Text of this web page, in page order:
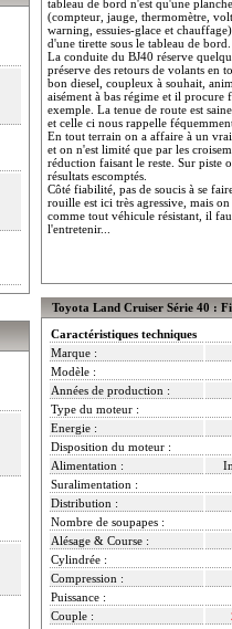
tableau de bord n'est qu'une
(compteur, jauge, thermomètre,
warning, essuies-glace et
d'une tirette sous le tableau de bord.
La conduite du BJ40 réserve
préserve des retours de volants en
bon diesel, coupleux à souhait,
aisément à bas régime et il procure
exemple. La tenue de route est
et celle ci nous rappelle
En tout terrain on a affaire à un vrai
et on n'est limité que par les
réduction faisant le reste. Sur piste
résultats escomptés.
Côté fiabilité, pas de soucis à se
rouille est ici très agressive, mais
comme tout véhicule résistant, il
l'entretenir...
Toyota Land Cruiser Série 40 :
Caractéristiques techniques
Marque :
Modèle :
Années de production :
Type du moteur :
Energie :
Disposition du moteur :
Alimentation :
Suralimentation :
Distribution :
Nombre de soupapes :
Alésage & Course :
Cylindrée :
Compression :
Puissance :
Couple :